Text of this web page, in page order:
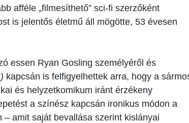
afféle „filmesíthető” sci-fi szerzőként
is jelentős életmű áll mögötte, 53 évesen
essen Ryan Gosling személyéről és
kapcsán is felfigyelhettek arra, hogy a
és helyzetkomikum iránt érzékeny
a színész kapcsán ironikus módon a
amit saját bevallása szerint kislányai